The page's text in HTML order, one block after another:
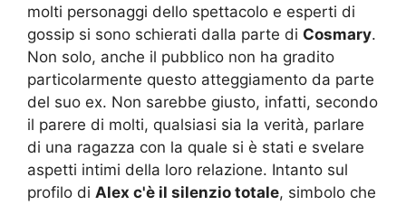
molti personaggi dello spettacolo e esperti di
gossip si sono schierati dalla parte di Cosmary.
Non solo, anche il pubblico non ha gradito
particolarmente questo atteggiamento da parte
del suo ex. Non sarebbe giusto, infatti, secondo
il parere di molti, qualsiasi sia la verità, parlare
di una ragazza con la quale si è stati e svelare
aspetti intimi della loro relazione. Intanto sul
profilo di Alex c'è il silenzio totale, simbolo che